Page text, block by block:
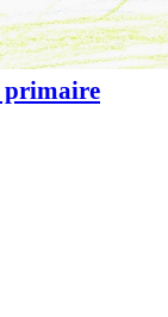
primaire